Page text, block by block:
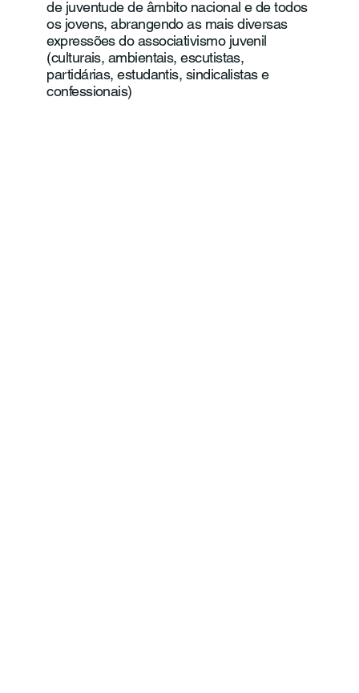
de juventude de âmbito nacional e de todos
os jovens, abrangendo as mais diversas
expressões do associativismo juvenil
(culturais, ambientais, escutistas,
partidárias, estudantis, sindicalistas e
confessionais)